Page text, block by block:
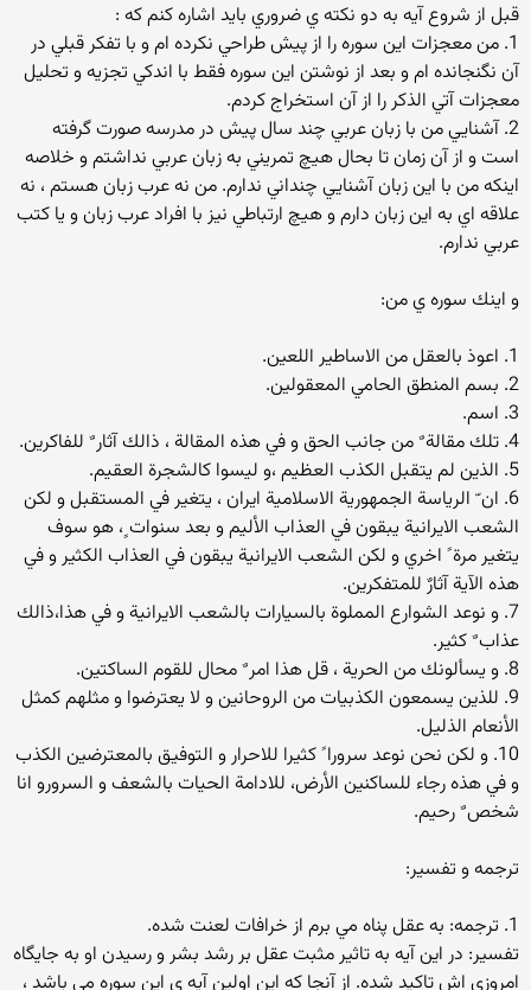
قبل از شروع آيه به دو نكته ي ضروري بايد اشاره كنم كه :
1. من معجزات اين سوره را از پيش طراحي نكرده ام و با تفكر قبلي در
آن نگنجانده ام و بعد از نوشتن اين سوره فقط با اندكي تجزيه و تحليل
معجزات آتي الذكر را از آن استخراج كردم.
2. آشنايي من با زبان عربي چند سال پيش در مدرسه صورت گرفته
است و از آن زمان تا بحال هيچ تمريني به زبان عربي نداشتم و خلاصه
اينكه من با اين زبان آشنايي چنداني ندارم. من نه عرب زبان هستم ، نه
علاقه اي به اين زبان دارم و هيچ ارتباطي نيز با افراد عرب زبان و يا كتب
عربي ندارم.
و اينك سوره ي من:
1. اعوذ بالعقل من الاساطير اللعين.
2. بسم المنطق الحامي المعقولين.
3. اسم.
4. تلك مقالة ٌ من جانب الحق و في هذه المقالة ، ذالك آثار ٌ للفاكرين.
5. الذين لم يتقبل الكذب العظيم ،و ليسوا كالشجرة العقيم.
6. ان ّ الرياسة الجمهورية الاسلامية ايران ، يتغير في المستقبل و لكن
الشعب الايرانية يبقون في العذاب الأليم و بعد سنوات ٍ، هو سوف
يتغير مرة ً اخري و لكن الشعب الايرانية يبقون في العذاب الكثير و في
هذه الآية آثارٌ للمتفكرين.
7. و نوعد الشوارع المملوة بالسيارات بالشعب الايرانية و في هذا،ذالك
عذاب ٌ كثير.
8. و يسألونك من الحرية ، قل هذا امر ٌ محال للقوم الساكتين.
9. للذين يسمعون الكذبيات من الروحانين و لا يعترضوا و مثلهم كمثل
الأنعام الذليل.
10. و لكن نحن نوعد سرورا ً كثيرا للاحرار و التوفيق بالمعترضين الكذب
و في هذه رجاء للساكنين الأرض، للادامة الحيات بالشعف و السرورو انا
شخص ٌ رحيم.
ترجمه و تفسير:
1. ترجمه: به عقل پناه مي برم از خرافات لعنت شده.
تفسير: در اين آيه به تاثير مثبت عقل بر رشد بشر و رسيدن او به جايگاه
امروزي اش تاكيد شده. از آنجا كه اين اولين آيه ي اين سوره مي باشد ،